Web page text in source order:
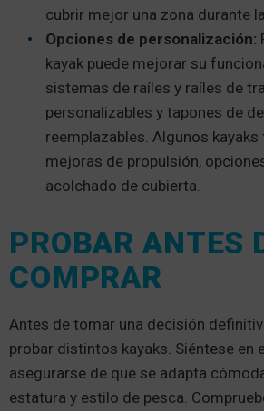
cubrir mejor una zona durante
Opciones de personalización:
kayak puede mejorar su
sistemas de raíles y raíles de
personalizables y tapones de
reemplazables. Algunos
mejoras de propulsión,
acolchado de cubierta.
PROBAR ANTES
COMPRAR
Antes de tomar una decisión
probar distintos kayaks. Siéntese en
asegurarse de que se adapta
estatura y estilo de pesca.